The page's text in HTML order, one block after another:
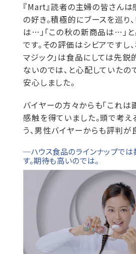
『Mart』読者の主婦の皆さんは
の好き。積極的にブースを巡り
は…」「この秋の新商品は…」
です。その評価はシビアですし
マジック」は食品にしては先鋭
ないのでは、と心配していたの
安心しました。
バイヤーの方々からも「これは
感触を得ていました。頭で考え
う、男性バイヤーからも評判が
─ハウス食品のラインナップで
す。期待も高いのでは。